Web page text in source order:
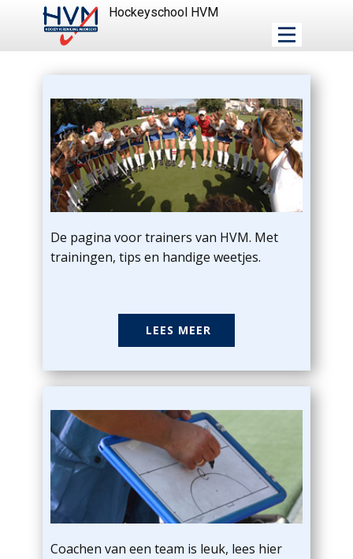
Hockeyschool HVM
De pagina voor trainers van HVM. Met
trainingen, tips en handige weetjes.
LEES MEER
Coachen van een team is leuk, lees hier